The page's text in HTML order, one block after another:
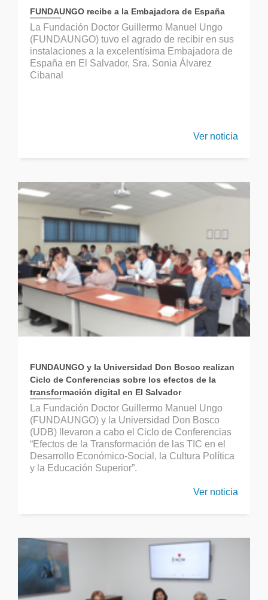
FUNDAUNGO recibe a la Embajadora de España
La Fundación Doctor Guillermo Manuel Ungo
(FUNDAUNGO) tuvo el agrado de recibir en sus
instalaciones a la excelentísima Embajadora de
España en El Salvador, Sra. Sonia Álvarez
Cibanal
Ver noticia
FUNDAUNGO y la Universidad Don Bosco realizan
Ciclo de Conferencias sobre los efectos de la
transformación digital en El Salvador
La Fundación Doctor Guillermo Manuel Ungo
(FUNDAUNGO) y la Universidad Don Bosco
(UDB) llevaron a cabo el Ciclo de Conferencias
“Efectos de la Transformación de las TIC en el
Desarrollo Económico-Social, la Cultura Política
y la Educación Superior”.
Ver noticia